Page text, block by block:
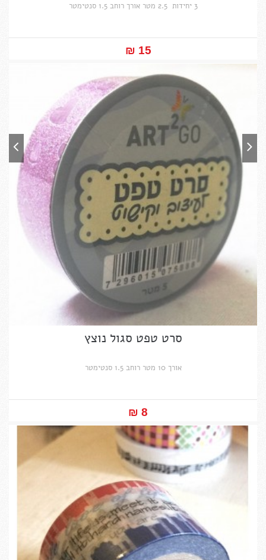
3 יחידות 2.5 מטר אורך רוחב 1.5 סנטימטר
15 ₪‎
סרט טפט סגול נוצץ
אורך 10 מטר רוחב 1.5 סנטימטר
8 ₪‎